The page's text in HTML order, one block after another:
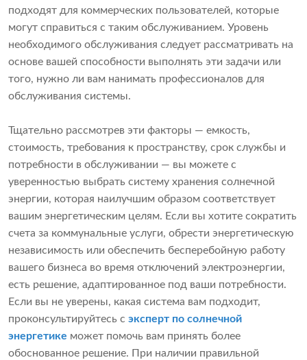
подходят для коммерческих пользователей, которые
могут справиться с таким обслуживанием. Уровень
необходимого обслуживания следует рассматривать на
основе вашей способности выполнять эти задачи или
того, нужно ли вам нанимать профессионалов для
обслуживания системы.
Тщательно рассмотрев эти факторы — емкость,
стоимость, требования к пространству, срок службы и
потребности в обслуживании — вы можете с
уверенностью выбрать систему хранения солнечной
энергии, которая наилучшим образом соответствует
вашим энергетическим целям. Если вы хотите сократить
счета за коммунальные услуги, обрести энергетическую
независимость или обеспечить бесперебойную работу
вашего бизнеса во время отключений электроэнергии,
есть решение, адаптированное под ваши потребности.
Если вы не уверены, какая система вам подходит,
проконсультируйтесь с эксперт по солнечной
энергетике может помочь вам принять более
обоснованное решение. При наличии правильной